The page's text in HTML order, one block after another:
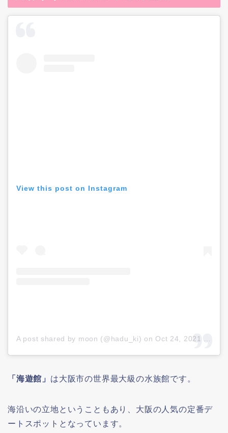
View this post on Instagram
A post shared by moon (@hadu_ki) on Oct 24, 2021 at 7:46am PDT
「海遊館」 は大阪市の世界最大級の水族館です。
海沿いの立地ということもあり、大阪の人気の定番デ
ートスポットとなっています。